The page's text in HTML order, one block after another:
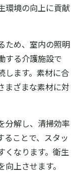
環境の向上に貢献
ため、室内の照明
する介護施設で
します。素材に合
まざまな素材に対
分解し、清掃効率
ることで、スタッ
くなります。衛生
上させます。